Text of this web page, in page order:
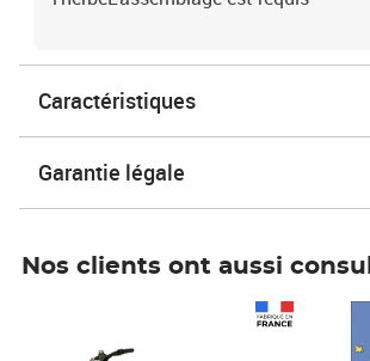
Caractéristiques
Garantie légale
Nos clients ont aussi
Prix